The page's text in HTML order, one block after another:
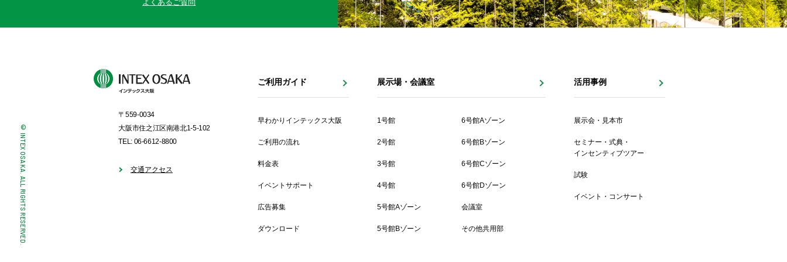
よくあるご質問
〒559-0034
大阪市住之江区南港北1-5-102
TEL: 06-6612-8800
交通アクセス
ご利用ガイド
早わかりインテックス大阪
ご利用の流れ
料金表
イベントサポート
広告募集
ダウンロード
展示場・会議室
1号館
2号館
3号館
4号館
5号館Aゾーン
5号館Bゾーン
6号館Aゾーン
6号館Bゾーン
6号館Cゾーン
6号館Dゾーン
会議室
その他共用部
活用事例
展示会・見本市
セミナー・式典・
インセンティブツアー
試験
イベント・コンサート
© INTEX OSAKA. ALL RIGHTS RESERVED.